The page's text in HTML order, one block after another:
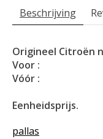
Beschrijving
Origineel Citroën
Voor :
Vóór :
Eenheidsprijs.
pallas